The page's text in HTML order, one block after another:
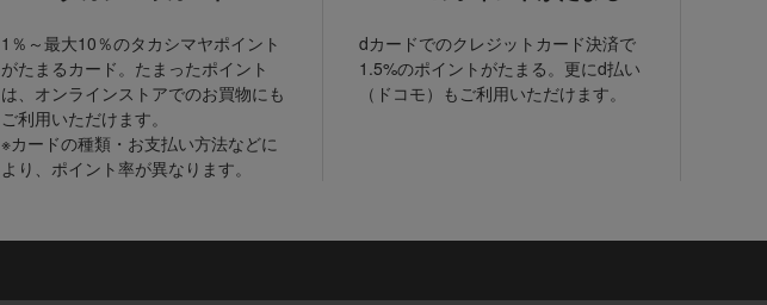
1％～最大10％のタカシマヤポイント
がたまるカード。たまったポイント
は、オンラインストアでのお買物にも
ご利用いただけます。
※カードの種類・お支払い方法などに
より、ポイント率が異なります。
dカードでのクレジットカード決済で
1.5%のポイントがたまる。更にd払い
（ドコモ）もご利用いただけます。